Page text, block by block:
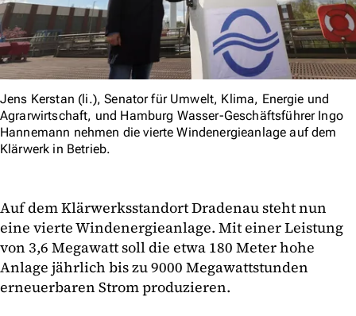
Jens Kerstan (li.), Senator für Umwelt, Klima, Energie und
Agrarwirtschaft, und Hamburg Wasser-Geschäftsführer Ingo
Hannemann nehmen die vierte Windenergieanlage auf dem
Klärwerk in Betrieb.
Auf dem Klärwerksstandort Dradenau steht nun
eine vierte Windenergieanlage. Mit einer Leistung
von 3,6 Megawatt soll die etwa 180 Meter hohe
Anlage jährlich bis zu 9000 Megawattstunden
erneuerbaren Strom produzieren.